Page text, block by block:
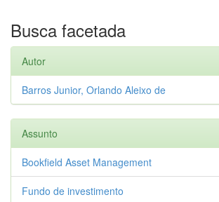
Busca facetada
Autor
Barros Junior, Orlando Aleixo de
Assunto
Bookfield Asset Management
Fundo de investimento